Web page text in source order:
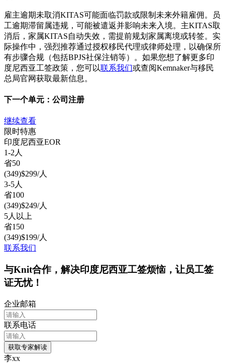
雇主逾期未取消KITAS可能面临罚款或限制未来外籍雇佣。员
工逾期滞留属违规，可能被遣返并影响未来入境。主KITAS取
消后，家属KITAS自动失效，需提前规划家属离境或转签。实
际操作中，强烈推荐通过授权移民代理或律师处理，以确保所
有步骤合规（包括BPJS社保注销等）。如果您想了解更多印
度尼西亚工签政策，您可以联系我们或查阅Kemnaker与移民
总局官网获取最新信息。
下一个单元： 公司注册
继续查看
限时特惠
印度尼西亚EOR
1-2人
省50
(349)$299/人
3-5人
省100
(349)$249/人
5人以上
省150
(349)$199/人
联系我们
与Knit合作，解决印度尼西亚工签烦恼，让员工签
证无忧！
企业邮箱
联系电话
获取专家解读
李xx